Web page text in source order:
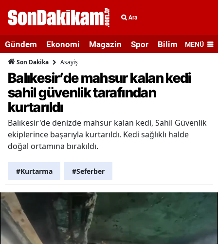
Ara
Gündem Ekonomi Magazin Spor Bilim veMENÜ
Son Dakika Asayiş
Balıkesir’de mahsur kalan kedi
sahil güvenlik tarafından
kurtarıldı
Balıkesir'de denizde mahsur kalan kedi, Sahil Güvenlik
ekiplerince başarıyla kurtarıldı. Kedi sağlıklı halde
doğal ortamına bırakıldı.
#Kurtarma #Seferber